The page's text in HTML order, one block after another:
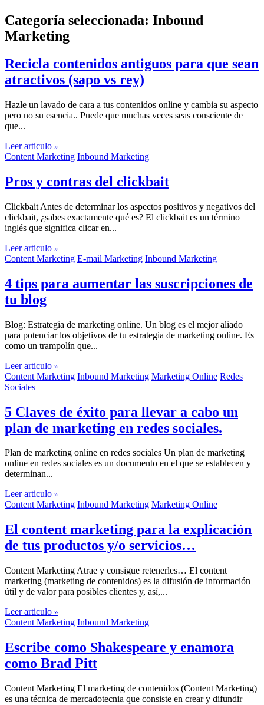
Categoría seleccionada: Inbound
Marketing
Recicla contenidos antiguos para que sean
atractivos (sapo vs rey)
Hazle un lavado de cara a tus contenidos online y cambia su aspecto
pero no su esencia.. Puede que muchas veces seas consciente de
que...
Leer articulo »
Content Marketing Inbound Marketing
Pros y contras del clickbait
Clickbait Antes de determinar los aspectos positivos y negativos del
clickbait, ¿sabes exactamente qué es? El clickbait es un término
inglés que significa clicar en...
Leer articulo »
Content Marketing E-mail Marketing Inbound Marketing
4 tips para aumentar las suscripciones de
tu blog
Blog: Estrategia de marketing online. Un blog es el mejor aliado
para potenciar los objetivos de tu estrategia de marketing online. Es
como un trampolín que...
Leer articulo »
Content Marketing Inbound Marketing Marketing Online Redes
Sociales
5 Claves de éxito para llevar a cabo un
plan de marketing en redes sociales.
Plan de marketing online en redes sociales Un plan de marketing
online en redes sociales es un documento en el que se establecen y
determinan...
Leer articulo »
Content Marketing Inbound Marketing Marketing Online
El content marketing para la explicación
de tus productos y/o servicios…
Content Marketing Atrae y consigue retenerles… El content
marketing (marketing de contenidos) es la difusión de información
útil y de valor para posibles clientes y, así,...
Leer articulo »
Content Marketing Inbound Marketing
Escribe como Shakespeare y enamora
como Brad Pitt
Content Marketing El marketing de contenidos (Content Marketing)
es una técnica de mercadotecnia que consiste en crear y difundir